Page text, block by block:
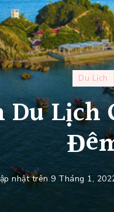
Du Lịch
Lịch
nhật trên9 Tháng 1,